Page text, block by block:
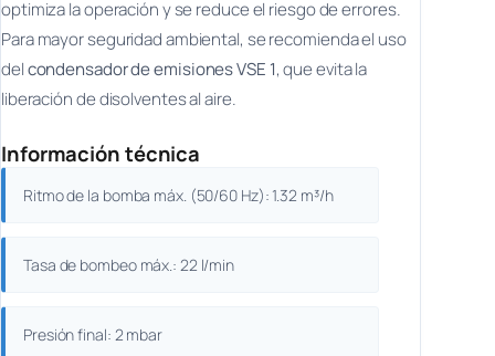
optimiza la operación y se reduce el riesgo de errores.
Para mayor seguridad ambiental, se recomienda el uso
delcondensador de emisiones VSE 1, que evita la
liberación de disolventes al aire.
Información técnica
Ritmo de la bomba máx. (50/60 Hz): 1.32 m³/h
Tasa de bombeo máx.: 22 l/min
Presión final: 2 mbar